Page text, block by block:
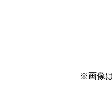
※画像